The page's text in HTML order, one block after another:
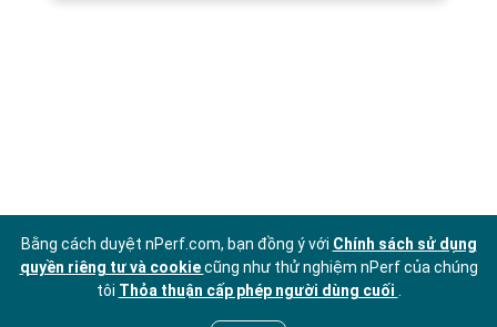
Bằng cách duyệt nPerf.com, bạn đồng ý với Chính sách sử dụng
quyền riêng tư và cookiecũng như thử nghiệm nPerf của chúng
tôi Thỏa thuận cấp phép người dùng cuối